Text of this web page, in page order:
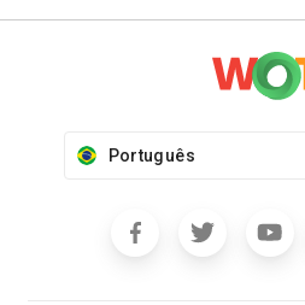
Português